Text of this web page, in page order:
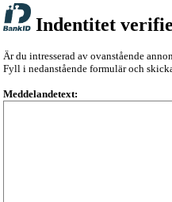
Indentitet
Är du intresserad av ovanstående
Fyll i nedanstående formulär och
Meddelandetext: